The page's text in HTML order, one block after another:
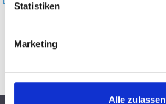
Statistiken
Marketing
Alle zulassen